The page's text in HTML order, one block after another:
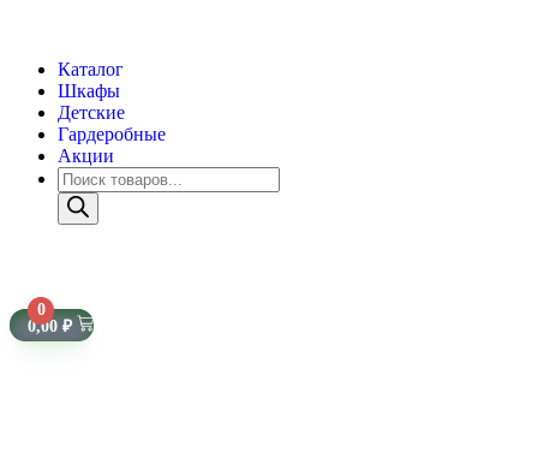
Каталог
Шкафы
Детские
Гардеробные
Акции
0,00 ₽
0